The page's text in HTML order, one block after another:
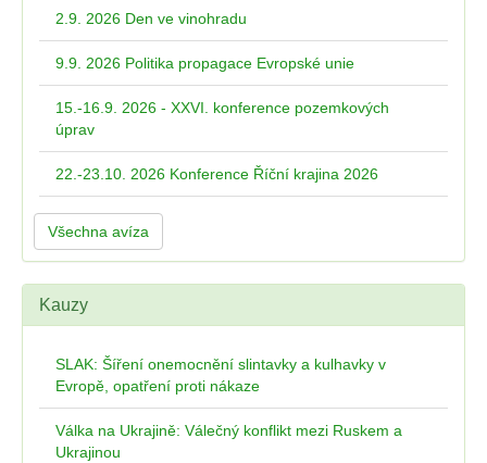
2.9. 2026 Den ve vinohradu
9.9. 2026 Politika propagace Evropské unie
15.-16.9. 2026 - XXVI. konference pozemkových
úprav
22.-23.10. 2026 Konference Říční krajina 2026
Všechna avíza
Kauzy
SLAK: Šíření onemocnění slintavky a kulhavky v
Evropě, opatření proti nákaze
Válka na Ukrajině: Válečný konflikt mezi Ruskem a
Ukrajinou